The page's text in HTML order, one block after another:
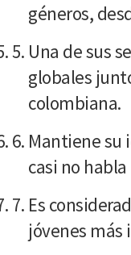
géneros,
Una de sus
globales
colombiana.
Mantiene su
casi no
Es
jóvenes